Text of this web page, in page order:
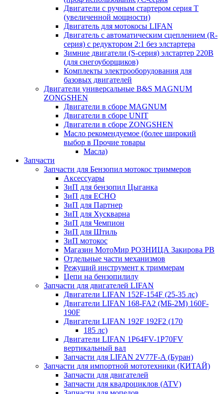
Двигатели с ручным стартером серия Т
(увеличенной мощности)
Двигатель для мотокосы LIFAN
Двигатель с автоматическим сцеплением (R-
серия) с редуктором 2:1 без элстартера
Зимние двигатели (S-серия) элстартер 220В
(для снегоуборщиков)
Комплекты электрооборудования для
базовых двигателей
Двигатели универсальные B&S MAGNUM
ZONGSHEN
Двигатели в сборе MAGNUM
Двигатели в сборе UNIT
Двигатели в сборе ZONGSHEN
Масло рекомендуемое (более широкий
выбор в Прочие товары
Масла)
Запчасти
Запчасти для Бензопил мотокос триммеров
Аксессуары
ЗиП для бензопил Цыганка
ЗиП для ЕСНО
ЗиП для Партнер
ЗиП для Хускварна
ЗиП для Чемпион
ЗиП для Штиль
ЗиП мотокос
Магазин МотоМир РОЗНИЦА Закирова РВ
Отдельные части механизмов
Режущий инструмент к триммерам
Цепи на бензопилилу
Запчасти для двигателей LIFAN
Двигатели LIFAN 152F-154F (25-35 лс)
Двигатели LIFAN 168-FA2 (МБ-2М) 160F-
190F
Двигатели LIFAN 192F 192F2 (170
185 лс)
Двигатели LIFAN 1Р64FV-1Р70FV
вертикальный вал
Запчасти для LIFAN 2V77F-A (Буран)
Запчасти для импортной мототехники (КИТАЙ)
Запчасти для двигателей
Запчасти для квадроциклов (ATV)